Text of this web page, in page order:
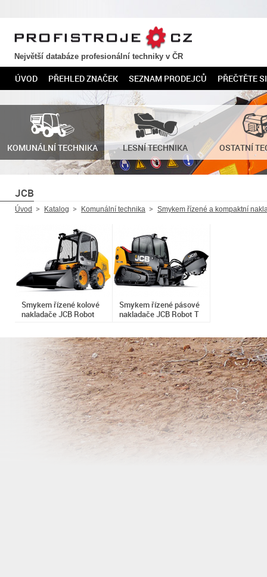
PROFISTROJE.CZ
Největší databáze profesionální techniky v ČR
ÚVOD PŘEHLED ZNAČEK SEZNAM PRODEJCŮ PŘEČTĚTE SI
KOMUNÁLNÍ TECHNIKA LESNÍ TECHNIKA OSTATNÍ
JCB
Úvod Katalog Komunální technika Smykem řízené a kompaktní
Smykem řízené kolové
nakladače JCB Robot
Smykem řízené pásové
nakladače JCB Robot T